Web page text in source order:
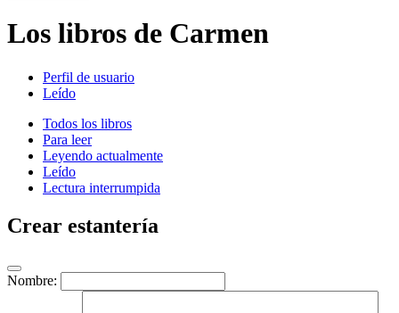
Los libros de Carmen
Perfil de usuario
Leído
Todos los libros
Para leer
Leyendo actualmente
Leído
Lectura interrumpida
Crear estantería
Nombre: